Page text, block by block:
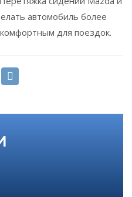
автомобиль более
для поездок.